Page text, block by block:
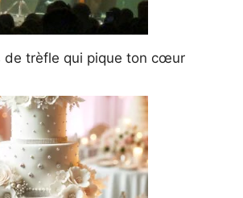
de trèfle qui pique ton cœur